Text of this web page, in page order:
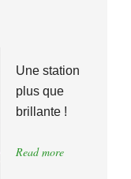
Une station
plus que
brillante !
Read more